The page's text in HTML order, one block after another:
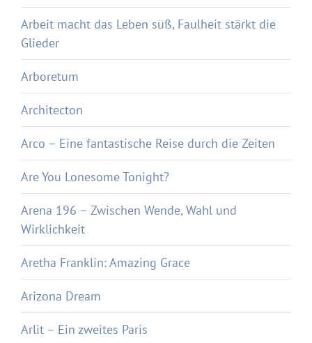
Arbeit macht das Leben süß, Faulheit stärkt die
Glieder
Arboretum
Architecton
Arco – Eine fantastische Reise durch die Zeiten
Are You Lonesome Tonight?
Arena 196 – Zwischen Wende, Wahl und
Wirklichkeit
Aretha Franklin: Amazing Grace
Arizona Dream
Arlit – Ein zweites Paris